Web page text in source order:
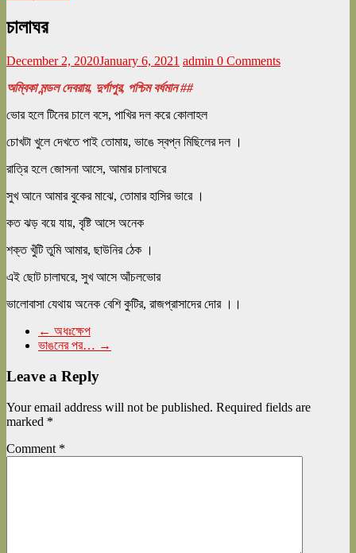
চালাঘর
December 2, 2020January 6, 2021 admin 0 Comments
অম্বিকা মন্ডল দেবরায়, দুর্গাপুর, পশ্চিম বর্ধমান ##
ভোর হলে টিনের চালে বসে, পাখির দল করে কোলাহল
চোখটা খুলে দেখতে পাই তোমায়, ভাঙে স্বপ্ন মিছিলের দল ।
রাত্রি হলে জোসনা আসে, আমার চালাঘরে
সুখ আনে আমার বুকের মাঝে, তোমার হাসির ভারে ।
কত ঝড় বয়ে যায়, বৃষ্টি আসে অনেক
শক্ত খুঁটি তুমি আমার, ছাউনির ঠেক ।
এই ছোট চালাঘরে, সুখ আসে আঁচলভোর
ভালোবাসা যেথায় অনেক বেশি কুটির, রাজপ্রাসাদের দোর ।।
← অধঃক্ষেপ
ভাঙনের পর… →
Leave a Reply
Your email address will not be published. Required fields are
marked *
Comment *